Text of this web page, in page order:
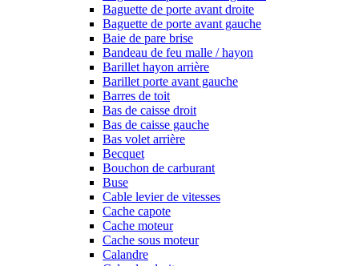
Baguette de porte avant droite
Baguette de porte avant gauche
Baie de pare brise
Bandeau de feu malle / hayon
Barillet hayon arrière
Barillet porte avant gauche
Barres de toit
Bas de caisse droit
Bas de caisse gauche
Bas volet arrière
Becquet
Bouchon de carburant
Buse
Cable levier de vitesses
Cache capote
Cache moteur
Cache sous moteur
Calandre